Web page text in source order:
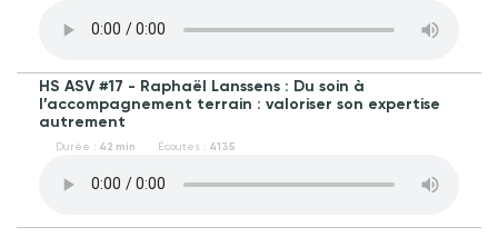
HS ASV #17 - Raphaël Lanssens : Du soin à
l’accompagnement terrain : valoriser son expertise
autrement
Durée : 42 min Écoutes : 4135